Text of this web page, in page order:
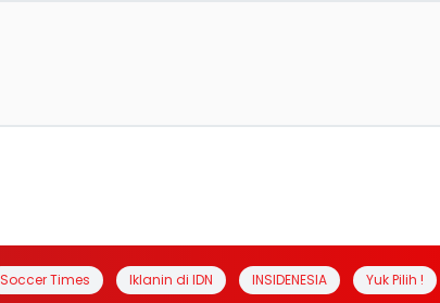
Soccer Times Iklanin di IDN INSIDENESIA Yuk Pilih !